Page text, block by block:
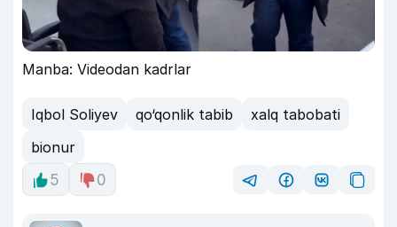
Manba: Videodan kadrlar
Iqbol Soliyev qo‘qonlik tabib
xalq tabobati
bionur
5
0